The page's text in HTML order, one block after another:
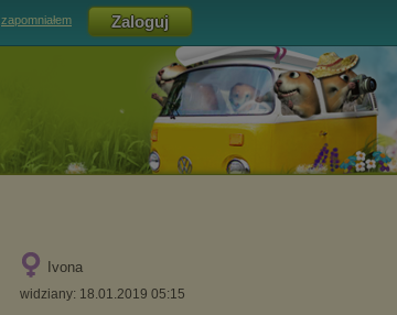
zapomniałem
Ivona
widziany: 18.01.2019 05:15